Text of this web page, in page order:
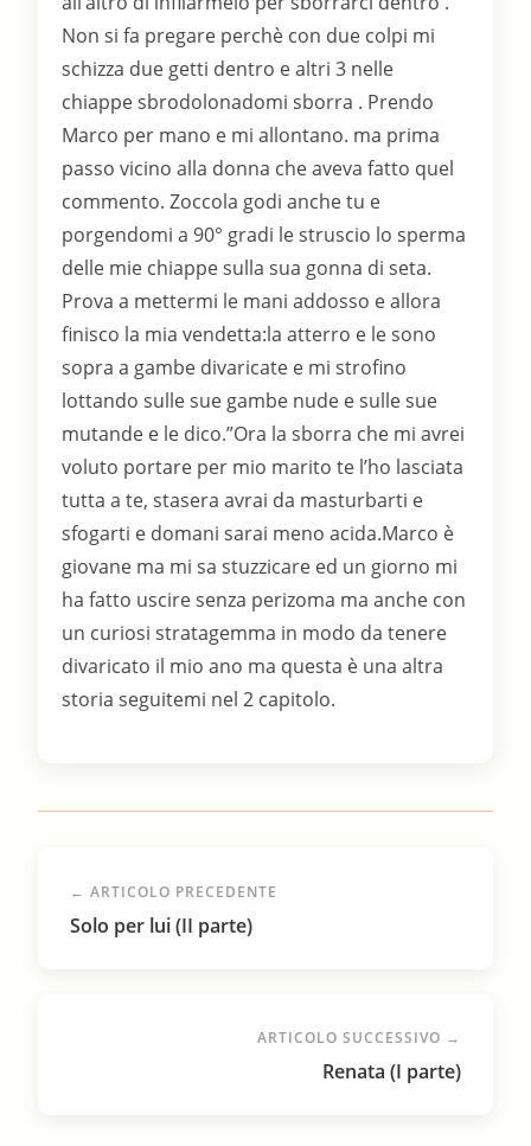
Non si fa pregare perchè con due colpi mi
schizza due getti dentro e altri 3 nelle
chiappe sbrodolonadomi sborra . Prendo
Marco per mano e mi allontano. ma prima
passo vicino alla donna che aveva fatto quel
commento. Zoccola godi anche tu e
porgendomi a 90° gradi le struscio lo sperma
delle mie chiappe sulla sua gonna di seta.
Prova a mettermi le mani addosso e allora
finisco la mia vendetta:la atterro e le sono
sopra a gambe divaricate e mi strofino
lottando sulle sue gambe nude e sulle sue
mutande e le dico.”Ora la sborra che mi avrei
voluto portare per mio marito te l’ho lasciata
tutta a te, stasera avrai da masturbarti e
sfogarti e domani sarai meno acida.Marco è
giovane ma mi sa stuzzicare ed un giorno mi
ha fatto uscire senza perizoma ma anche con
un curiosi stratagemma in modo da tenere
divaricato il mio ano ma questa è una altra
storia seguitemi nel 2 capitolo.
← ARTICOLO PRECEDENTE
Solo per lui (II parte)
ARTICOLO SUCCESSIVO →
Renata (I parte)